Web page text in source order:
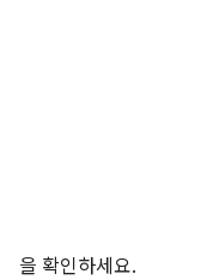
을 확인하세요.